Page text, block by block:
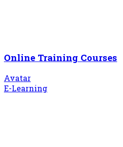
Online Training Courses
Avatar
E-Learning